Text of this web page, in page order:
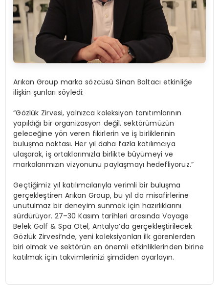
Arıkan Group marka sözcüsü Sinan Baltacı etkinliğe
ilişkin şunları söyledi:
“Gözlük Zirvesi, yalnızca koleksiyon tanıtımlarının
yapıldığı bir organizasyon değil, sektörümüzün
geleceğine yön veren fikirlerin ve iş birliklerinin
buluşma noktası. Her yıl daha fazla katılımcıya
ulaşarak, iş ortaklarımızla birlikte büyümeyi ve
markalarımızın vizyonunu paylaşmayı hedefliyoruz.”
Geçtiğimiz yıl katılımcılarıyla verimli bir buluşma
gerçekleştiren Arıkan Group, bu yıl da misafirlerine
unutulmaz bir deneyim sunmak için hazırlıklarını
sürdürüyor. 27–30 Kasım tarihleri arasında Voyage
Belek Golf & Spa Otel, Antalya’da gerçekleştirilecek
Gözlük Zirvesi’nde, yeni koleksiyonları ilk görenlerden
biri olmak ve sektörün en önemli etkinliklerinden birine
katılmak için takvimlerinizi şimdiden ayarlayın.